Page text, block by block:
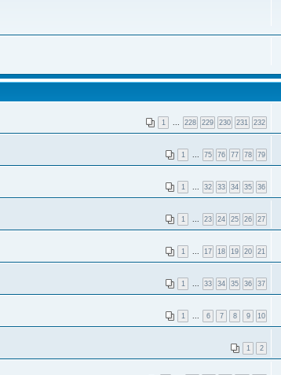
1 ... 228 229 230 231 232
1 ... 75 76 77 78 79
1 ... 32 33 34 35 36
1 ... 23 24 25 26 27
1 ... 17 18 19 20 21
1 ... 33 34 35 36 37
1 ... 6 7 8 9 10
1 2